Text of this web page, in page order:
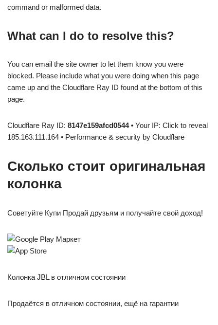
command or malformed data.
What can I do to resolve this?
You can email the site owner to let them know you were
blocked. Please include what you were doing when this page
came up and the Cloudflare Ray ID found at the bottom of this
page.
Cloudflare Ray ID: 8147e159afcd0544• Your IP: Click to reveal
185.163.111.164 • Performance & security by Cloudflare
Сколько стоит оригинальная
колонка
Советуйте Купи Продай друзьям и получайте свой доход!
Колонка JBL в отличном состоянии
Продаётся в отличном состоянии, ещё на гарантии